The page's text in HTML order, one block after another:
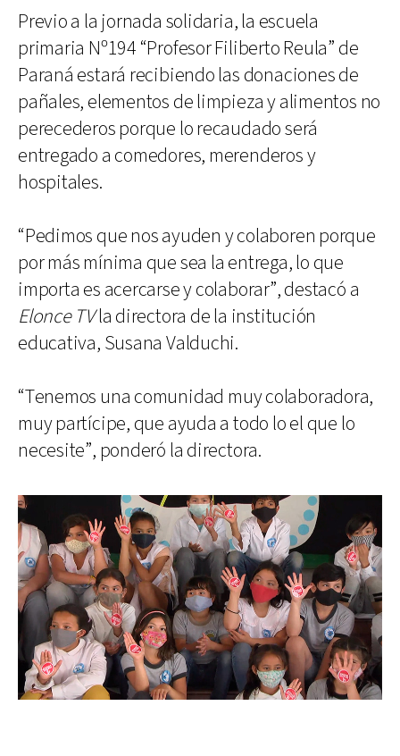
Previo a la jornada solidaria, la escuela
primaria Nº194 “Profesor Filiberto Reula” de
Paraná estará recibiendo las donaciones de
pañales, elementos de limpieza y alimentos no
perecederos porque lo recaudado será
entregado a comedores, merenderos y
hospitales.
“Pedimos que nos ayuden y colaboren porque
por más mínima que sea la entrega, lo que
importa es acercarse y colaborar”, destacó a
Elonce TVla directora de la institución
educativa, Susana Valduchi.
“Tenemos una comunidad muy colaboradora,
muy partícipe, que ayuda a todo lo el que lo
necesite”, ponderó la directora.